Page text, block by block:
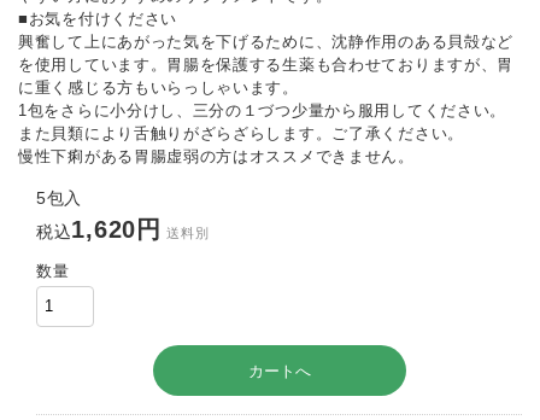
■お気を付けください
興奮して上にあがった気を下げるために、沈静作用のある貝殻など
を使用しています。胃腸を保護する生薬も合わせておりますが、胃
に重く感じる方もいらっしゃいます。
1包をさらに小分けし、三分の１づつ少量から服用してください。
また貝類により舌触りがざらざらします。ご了承ください。
慢性下痢がある胃腸虚弱の方はオススメできません。
5包入
税込1,620円 送料別
数量